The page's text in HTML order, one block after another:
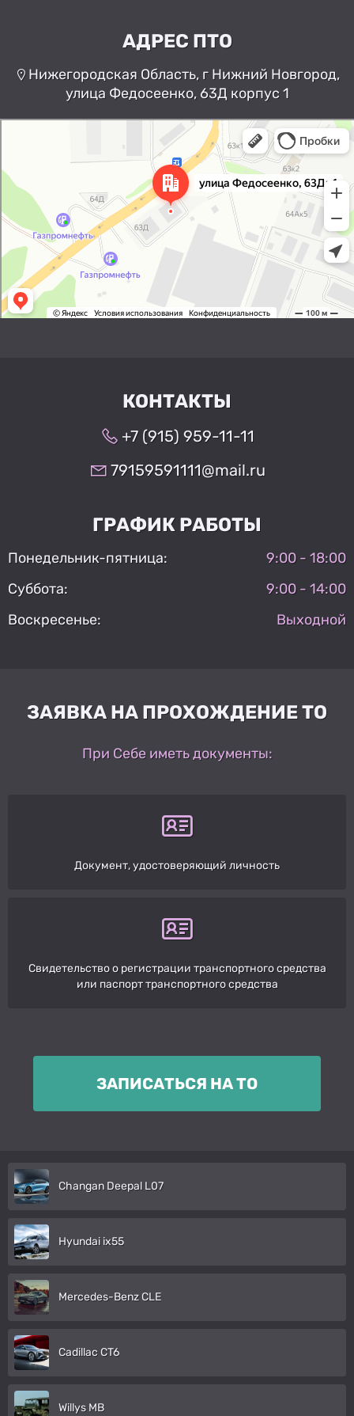
АДРЕС ПТО
Нижегородская Область, г Нижний Новгород,
улица Федосеенко, 63Д корпус 1
Нижний Новгород
Улица Федосеенко, 63Дк1 —
Яндекс Карты
КОНТАКТЫ
+7 (915) 959-11-11
79159591111@mail.ru
ГРАФИК РАБОТЫ
Понедельник-пятница:
9:00 - 18:00
Суббота:
9:00 - 14:00
Воскресенье:
Выходной
ЗАЯВКА НА ПРОХОЖДЕНИЕ ТО
При Себе иметь документы:
Документ, удостоверяющий личность
Свидетельство о регистрации транспортного средства
или паспорт транспортного средства
ЗАПИСАТЬСЯ НА ТО
Changan Deepal L07
Hyundai ix55
Mercedes-Benz CLE
Cadillac CT6
Willys MB